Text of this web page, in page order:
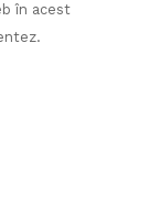
în acest